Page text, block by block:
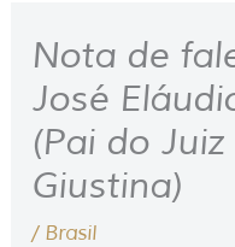
Nota de
José
(Pai do
Giustina)
/ Brasil